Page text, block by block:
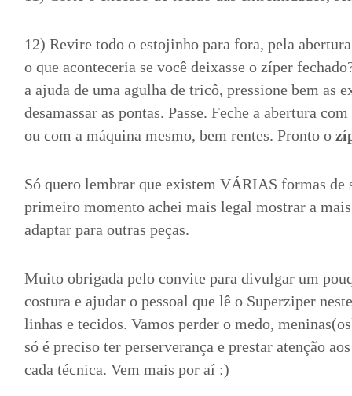
12) Revire todo o estojinho para fora, pela
o que aconteceria se você deixasse o zíper
a ajuda de uma agulha de tricô, pressione bem as
desamassar as pontas. Passe. Feche a abertura
ou com a máquina mesmo, bem rentes. Pronto o
Só quero lembrar que existem VÁRIAS formas de
primeiro momento achei mais legal mostrar a
adaptar para outras peças.
Muito obrigada pelo convite para divulgar um
costura e ajudar o pessoal que lê o Superziper
linhas e tecidos. Vamos perder o medo,
só é preciso ter perserverança e prestar atenção
cada técnica. Vem mais por aí :)